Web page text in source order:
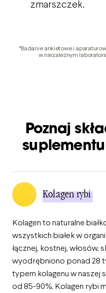
zmarszczek.
*Badanie ankietowe i
w niezależnym
Poznaj
Kolagen rybi
Kolagen to naturalne
wszystkich białek w
łącznej, kostnej, włosów,
wyodrębniono ponad 28
typem kolagenu w naszej
od 85-90%. Kolagen rybi